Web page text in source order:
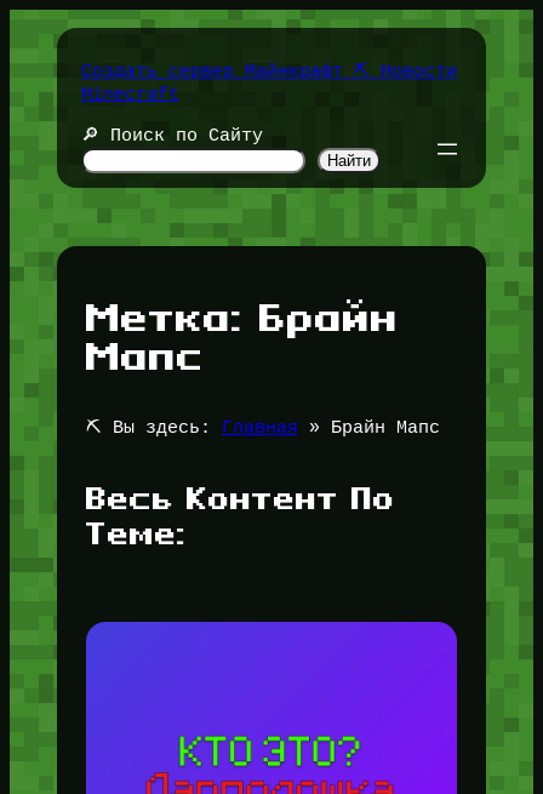
содержимомуСоздать сервер Майнкрафт ⛏️ Новости
Minecraft
🔎 Поиск по Сайту
Найти
Метка: Брайн
Мапс
⛏️ Вы здесь: Главная » Брайн Мапс
Весь Контент По
Теме: